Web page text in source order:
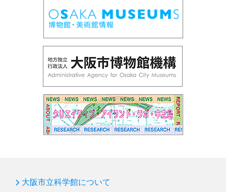
大阪市立科学館について